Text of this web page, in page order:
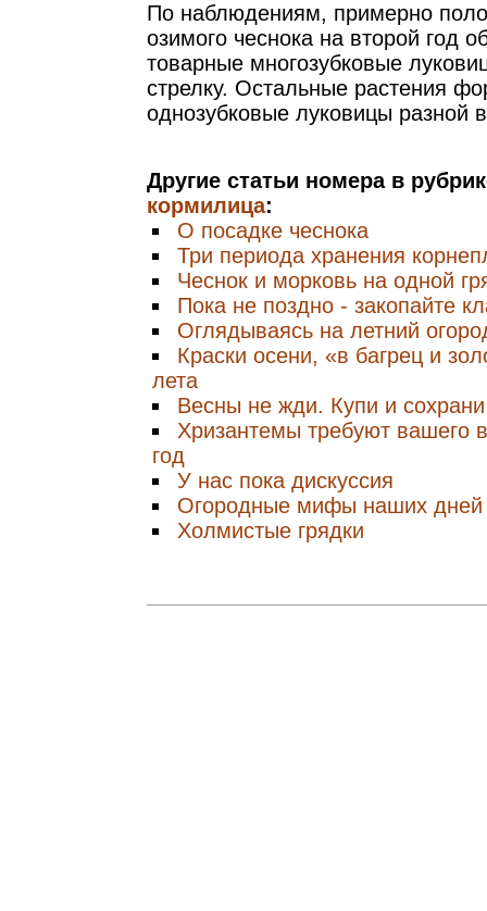
По наблюдениям, примерно
озимого чеснока на второй год
товарные многозубковые
стрелку. Остальные растения
однозубковые луковицы разной
Другие статьи номера в
кормилица:
О посадке чеснока
Три периода хранения
Чеснок и морковь на одной
Пока не поздно - закопайте
Оглядываясь на летний
Краски осени, «в багрец и
лета
Весны не жди. Купи и сохрани
Хризантемы требуют вашего
год
У нас пока дискуссия
Огородные мифы наших дней
Холмистые грядки